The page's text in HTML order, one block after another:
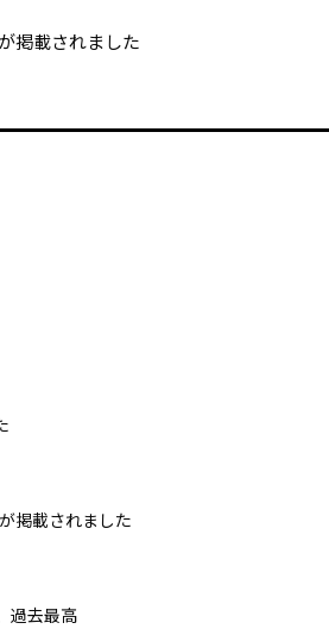
掲載されました
掲載されました
過去最高